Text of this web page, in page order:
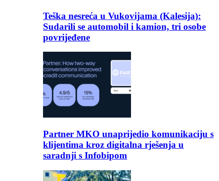
Teška nesreća u Vukovijama (Kalesija):
Sudarili se automobil i kamion, tri osobe
povrijeđene
Partner MKO unaprijedio komunikaciju s
klijentima kroz digitalna rješenja u
saradnji s Infobipom